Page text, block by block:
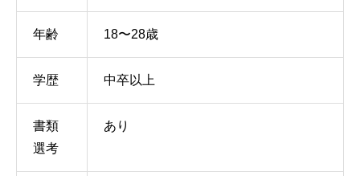
年齢 18〜28歳
学歴 中卒以上
書類
選考
あり